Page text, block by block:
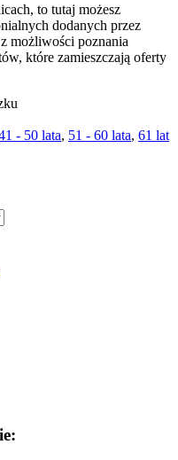
to tutaj możesz
dodanych przez
możliwości poznania
które zamieszczają oferty
- 50 lata, 51 - 60 lata, 61 lat